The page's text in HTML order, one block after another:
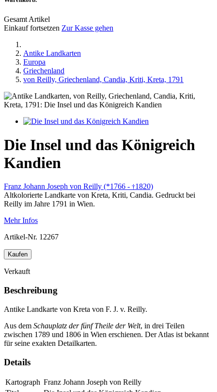
Gesamt Artikel
Einkauf fortsetzen Zur Kasse gehen
Antike Landkarten
Europa
Griechenland
von Reilly, Griechenland, Candia, Kriti, Kreta, 1791
Die Insel und das Königreich
Kandien
Franz Johann Joseph von Reilly (*1766 - †1820)
Altkolorierte Landkarte von Kreta, Kriti, Candia. Gedruckt bei
Reilly im Jahre 1791 in Wien.
Mehr Infos
Artikel-Nr. 12267
Kaufen
Verkauft
Beschreibung
Antike Landkarte von Kreta von F. J. v. Reilly.
Aus dem Schauplatz der fünf Theile der Welt, in drei Teilen
zwischen 1789 und 1806 in Wien erschienen. Der Atlas ist bekannt
für seine exakten Detailkarten.
Details
Kartograph Franz Johann Joseph von Reilly